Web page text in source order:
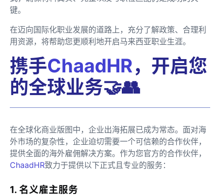
键。
在迈向国际化职业发展的道路上，充分了解政策、合理利
用资源，将帮助您更顺利地开启马来西亚职业生涯。
携手ChaadHR，开启您
的全球业务🤝👥
在全球化商业版图中，企业出海拓展已成为常态。面对海
外市场的复杂性，企业迫切需要一个可信赖的合作伙伴，
提供全面的海外雇佣解决方案。作为您官方的合作伙伴，
ChaadHR致力于提供以下正式且专业的服务：
1. 名义雇主服务